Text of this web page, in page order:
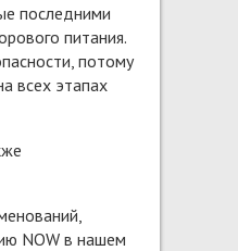
последними
питания.
потому
всех этапах
NOW в нашем